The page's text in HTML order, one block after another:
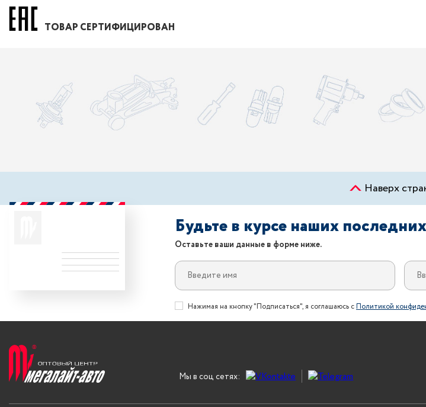
ТОВАР СЕРТИФИЦИРОВАН
Наверх
Будьте в курсе наших
Оставьте ваши данные в форме ниже.
Нажимая на кнопку "Подписаться", я соглашаюсь сПолитикой
Мы в соц сетях: